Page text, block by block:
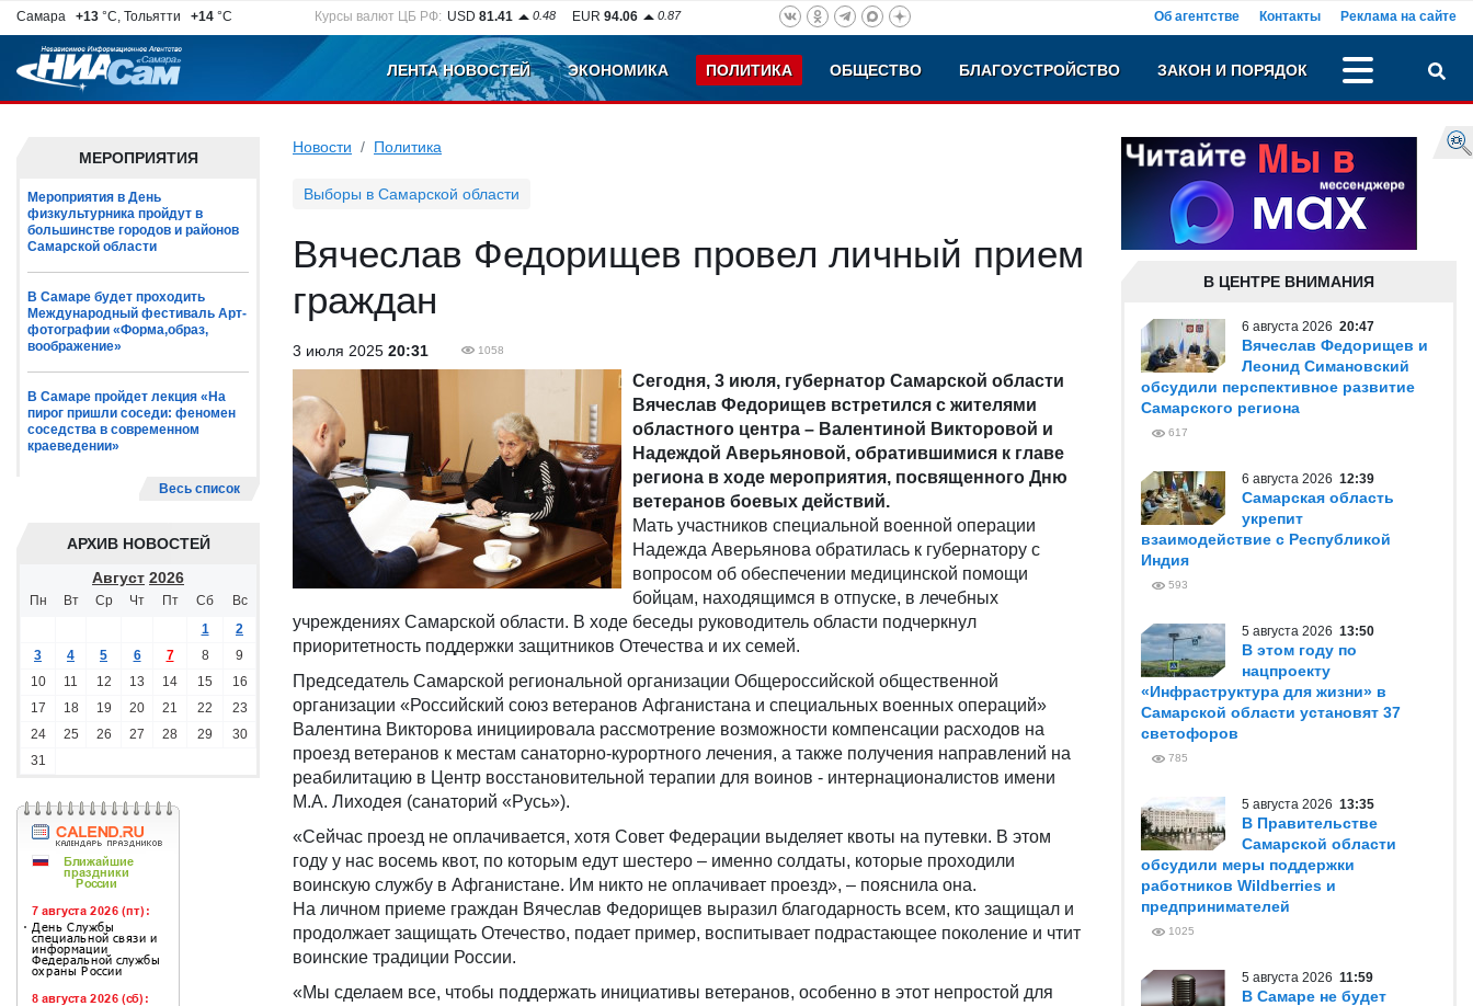
Самара +13 °C, Тольятти +14 °C Курсы валют ЦБ РФ: USD 81.41 0.48 EUR 94.06 0.87 Об агентстве Контакты Реклама на сайте
ЛЕНТА НОВОСТЕЙ ЭКОНОМИКА ПОЛИТИКА ОБЩЕСТВО БЛАГОУСТРОЙСТВО ЗАКОН И ПОРЯДОК
МЕРОПРИЯТИЯ
Мероприятия в День
физкультурника пройдут в
большинстве городов и районов
Самарской области
В Самаре будет проходить
Международный фестиваль Арт-
фотографии «Форма,образ,
воображение»
В Самаре пройдет лекция «На
пирог пришли соседи: феномен
соседства в современном
краеведении»
Весь список
АРХИВ НОВОСТЕЙ
Август 2026
Пн Вт Ср Чт Пт Сб
Вс
1
2
3
4 5 6 7 8
9
10
11 12 13 14 15
16
17
18 19 20 21 22
23
24
25 26 27 28 29
30
31
Новости Политика
Выборы в Самарской области
Вячеслав Федорищев провел личный прием
граждан
3 июля 2025 20:31 1058
Сегодня, 3 июля, губернатор Самарской области
Вячеслав Федорищев встретился с жителями
областного центра – Валентиной Викторовой и
Надеждой Аверьяновой, обратившимися к главе
региона в ходе мероприятия, посвященного Дню
ветеранов боевых действий.
Мать участников специальной военной операции
Надежда Аверьянова обратилась к губернатору с
вопросом об обеспечении медицинской помощи
бойцам, находящимся в отпуске, в лечебных
учреждениях Самарской области. В ходе беседы руководитель области подчеркнул
приоритетность поддержки защитников Отечества и их семей.
Председатель Самарской региональной организации Общероссийской общественной
организации «Российский союз ветеранов Афганистана и специальных военных операций»
Валентина Викторова инициировала рассмотрение возможности компенсации расходов на
проезд ветеранов к местам санаторно-курортного лечения, а также получения направлений на
реабилитацию в Центр восстановительной терапии для воинов - интернационалистов имени
М.А. Лиходея (санаторий «Русь»).
«Сейчас проезд не оплачивается, хотя Совет Федерации выделяет квоты на путевки. В этом
году у нас восемь квот, по которым едут шестеро – именно солдаты, которые проходили
воинскую службу в Афганистане. Им никто не оплачивает проезд», – пояснила она.
На личном приеме граждан Вячеслав Федорищев выразил благодарность всем, кто защищал и
продолжает защищать Отечество, подает пример, воспитывает подрастающее поколение и чтит
воинские традиции России.
«Мы сделаем все, чтобы поддержать инициативы ветеранов, особенно в этот непростой для
В ЦЕНТРЕ ВНИМАНИЯ
6 августа 2026 20:47
Вячеслав Федорищев и
Леонид Симановский
обсудили перспективное развитие
Самарского региона
617
6 августа 2026 12:39
Самарская область
укрепит
взаимодействие с Республикой
Индия
593
5 августа 2026 13:50
В этом году по
нацпроекту
«Инфраструктура для жизни» в
Самарской области установят 37
светофоров
785
5 августа 2026 13:35
В Правительстве
Самарской области
обсудили меры поддержки
работников Wildberries и
предпринимателей
1025
5 августа 2026 11:59
В Самаре не будет